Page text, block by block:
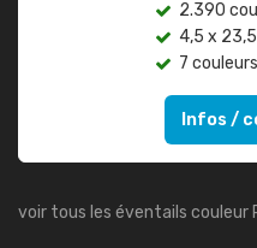
2.390
4,5 x
7
Infos /
voir tous les éventails couleur